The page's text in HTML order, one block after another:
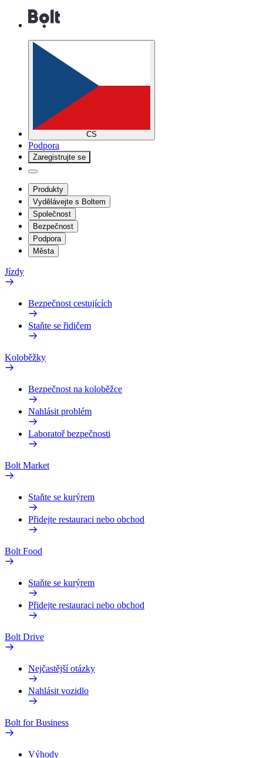
CS
Podpora
Zaregistrujte se
Produkty
Vydělávejte s Boltem
Společnost
Bezpečnost
Podpora
Města
Jízdy
Bezpečnost cestujících
Staňte se řidičem
Koloběžky
Bezpečnost na koloběžce
Nahlásit problém
Laboratoř bezpečnosti
Bolt Market
Staňte se kurýrem
Přidejte restauraci nebo obchod
Bolt Food
Staňte se kurýrem
Přidejte restauraci nebo obchod
Bolt Drive
Nejčastější otázky
Nahlásit vozidlo
Bolt for Business
Výhody